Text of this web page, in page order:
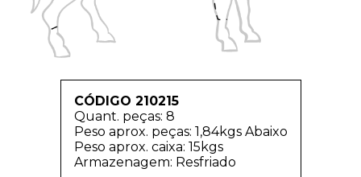
CÓDIGO 210215
Quant. peças: 8
Peso aprox. peças: 1,84kgs Abaixo
Peso aprox. caixa: 15kgs
Armazenagem: Resfriado